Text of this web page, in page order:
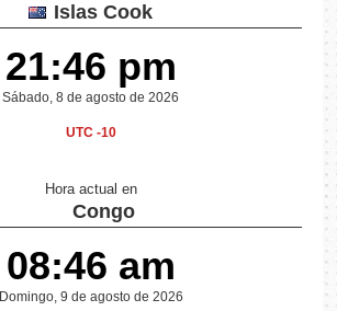
Islas Cook
21:46 pm
Sábado, 8 de agosto de 2026
UTC -10
Hora actual en
Congo
08:46 am
Domingo, 9 de agosto de 2026